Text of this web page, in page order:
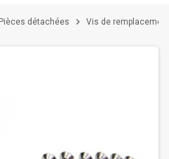
Pièces détachées chevron_right Vis de